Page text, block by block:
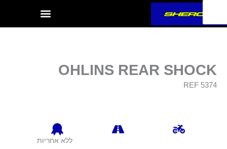
OHLINS REAR SHOCK
REF 5374
ללא אחריות